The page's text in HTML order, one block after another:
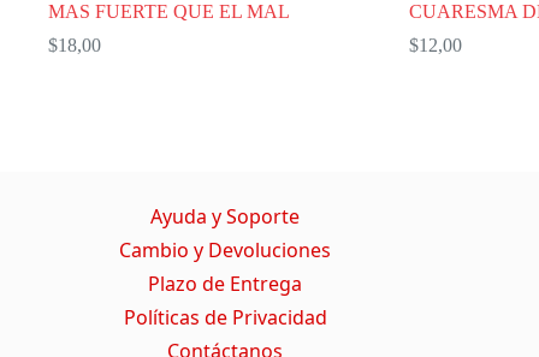
MAS FUERTE QUE EL MAL
$18,00
CUARESMA
$12,00
Ayuda y Soporte
Cambio y Devoluciones
Plazo de Entrega
Políticas de Privacidad
Contáctanos